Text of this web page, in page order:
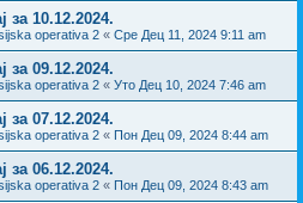
за 10.12.2024.
operativa 2 « Сре Дец 11, 2024 9:11 am
за 09.12.2024.
operativa 2 « Уто Дец 10, 2024 7:46 am
за 07.12.2024.
operativa 2 « Пон Дец 09, 2024 8:44 am
за 06.12.2024.
operativa 2 « Пон Дец 09, 2024 8:43 am